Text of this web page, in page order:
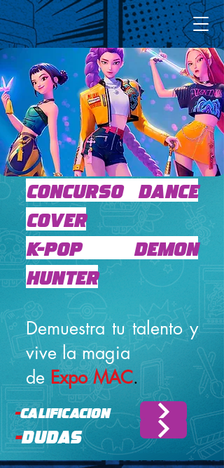
CONCURSO Dance
Cover
K-Pop Demon
Hunter
Demuestra tu talento y
vive la magia
de Expo MAC.
-Calificacion
-Dudas